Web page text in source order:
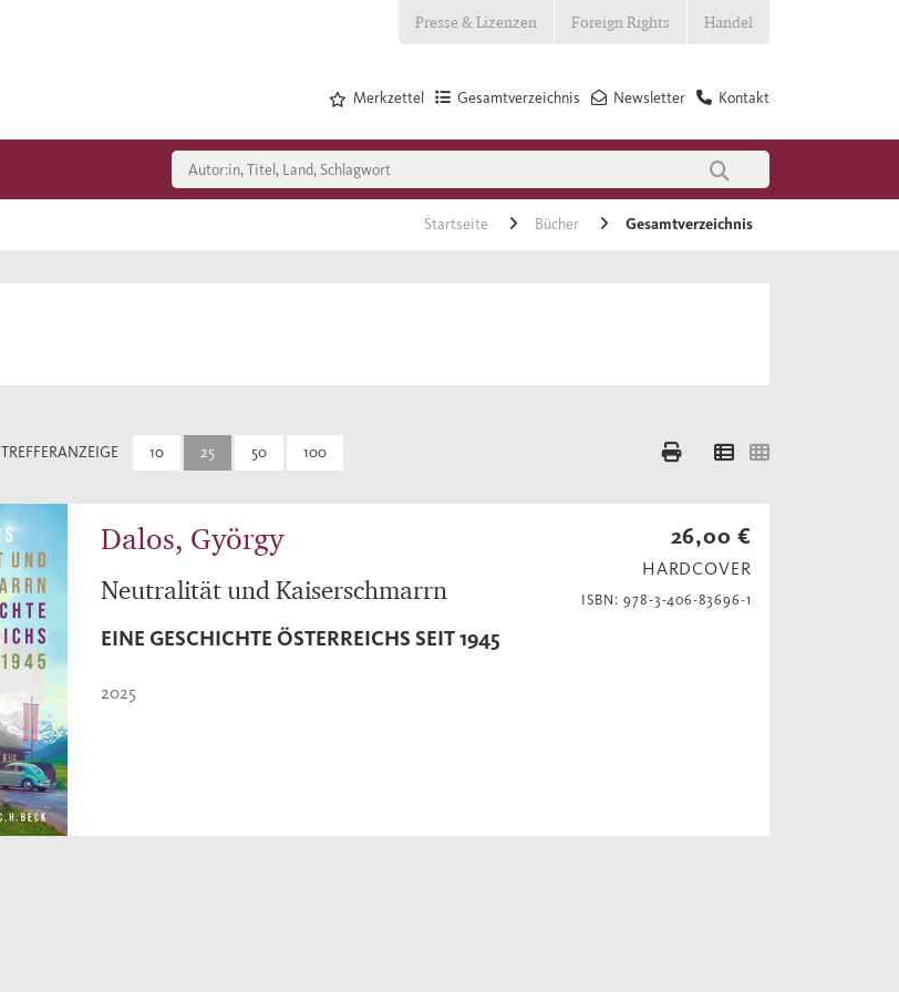
Presse & Lizenzen Foreign Rights Handel
Kontakt
Newsletter
Gesamtverzeichnis
Merkzettel
Startseite Bücher Gesamtverzeichnis
TREFFERANZEIGE 10 25 50 100
Dalos, György
Neutralität und Kaiserschmarrn
EINE GESCHICHTE ÖSTERREICHS SEIT 1945
2025
26,00 €
HARDCOVER
ISBN: 978-3-406-83696-1